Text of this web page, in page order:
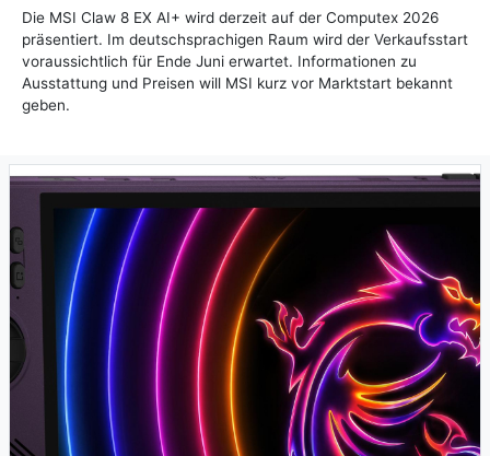
Die MSI Claw 8 EX AI+ wird derzeit auf der Computex 2026
präsentiert. Im deutschsprachigen Raum wird der Verkaufsstart
voraussichtlich für Ende Juni erwartet. Informationen zu
Ausstattung und Preisen will MSI kurz vor Marktstart bekannt
geben.